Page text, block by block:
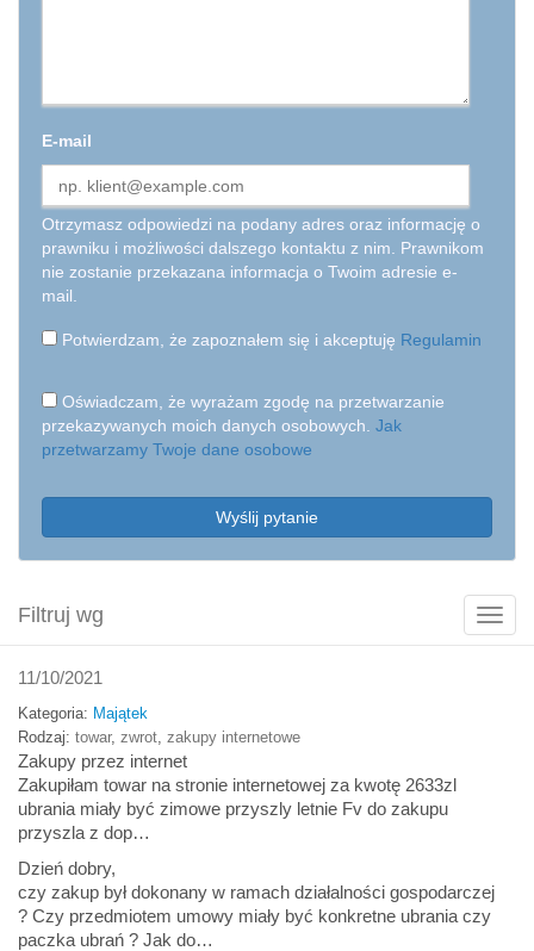
Pokaż
filtry
Filtruj wg
E-mail
Otrzymasz odpowiedzi na podany adres oraz informację o
prawniku i możliwości dalszego kontaktu z nim. Prawnikom
nie zostanie przekazana informacja o Twoim adresie e-
mail.
Potwierdzam, że zapoznałem się i akceptuję Regulamin
Oświadczam, że wyrażam zgodę na przetwarzanie
przekazywanych moich danych osobowych. Jak
przetwarzamy Twoje dane osobowe
Wyślij pytanie
11/10/2021
Kategoria: Majątek
Rodzaj: towar, zwrot zakupy internetowe
Zakupy przez internet
Zakupiłam towar na stronie internetowej za kwotę 2633zl
ubrania miały być zimowe przyszly letnie Fv do zakupu
przyszla z dop…
Dzień dobry,
czy zakup był dokonany w ramach działalności gospodarczej
? Czy przedmiotem umowy miały być konkretne ubrania czy
paczka ubrań ? Jak do…